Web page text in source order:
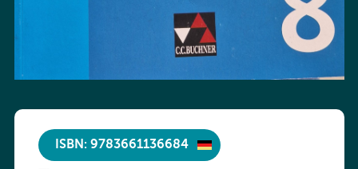
ISBN: 9783661136684